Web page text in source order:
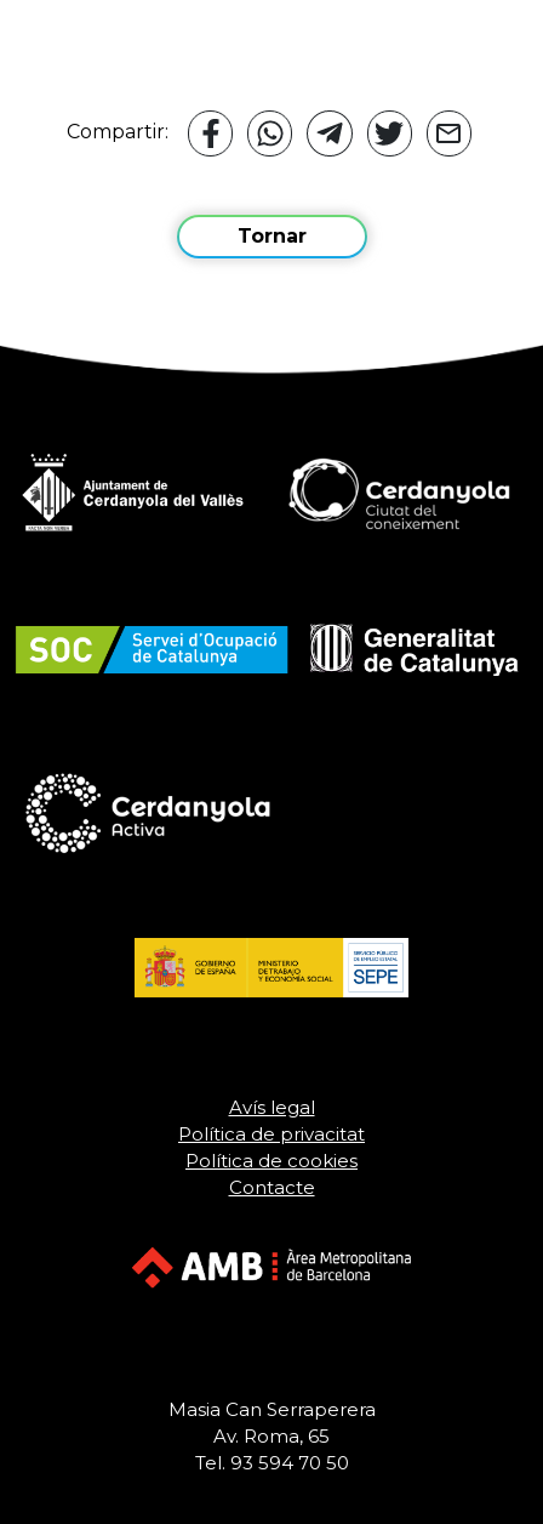
Compartir:
Tornar
Avís legal
Política de privacitat
Política de cookies
Contacte
Masia Can Serraperera
Av. Roma, 65
Tel. 93 594 70 50